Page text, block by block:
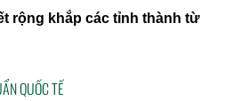
rộng khắp các tỉnh thành từ
QUỐC TẾ